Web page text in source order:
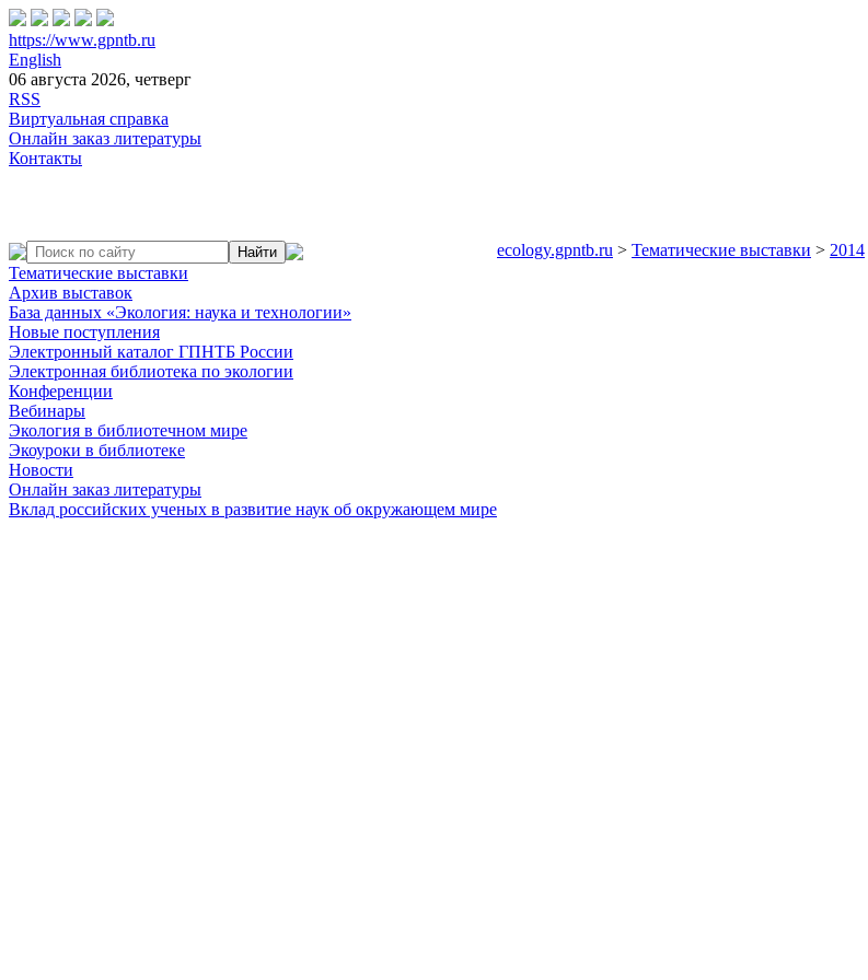
https://www.gpntb.ru
English
06 августа 2026, четверг
RSS
Виртуальная справка
Онлайн заказ литературы
Контакты
Тематические выставки
Архив выставок
База данных «Экология: наука и технологии»
Новые поступления
Электронный каталог ГПНТБ России
Электронная библиотека по экологии
Конференции
Вебинары
Экология в библиотечном мире
Экоуроки в библиотеке
Новости
Онлайн заказ литературы
Вклад российских ученых в развитие наук об окружающем мире
ecology.gpntb.ru > Тематические выставки > 2014